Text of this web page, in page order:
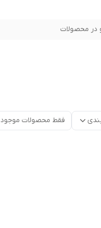
در محصولات
فقط محصولات موجود